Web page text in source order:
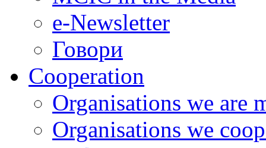
e-Newsletter
Говори
Cooperation
Organisations we are
Organisations we